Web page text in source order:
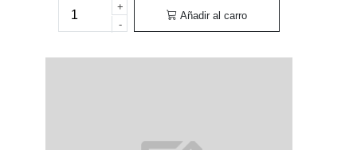
+
-
Añadir al carro